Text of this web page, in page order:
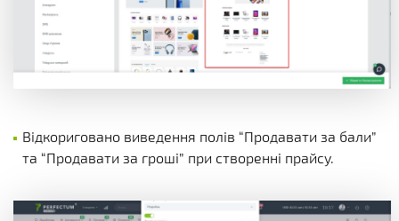
Відкориговано виведення полів “Продавати за бали”
та “Продавати за гроші” при створенні прайсу.